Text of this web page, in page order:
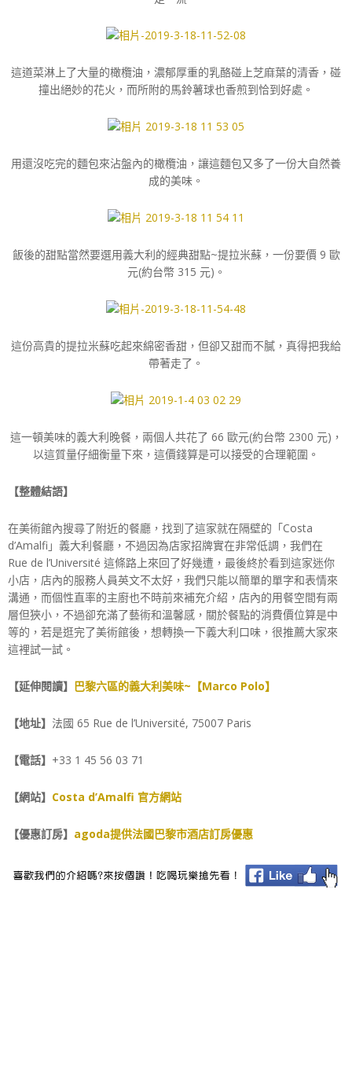
這道菜淋上了大量的橄欖油，濃郁厚重的乳酪碰上芝麻葉的清香，碰
撞出絕妙的花火，而所附的馬鈴薯球也香煎到恰到好處。
用還沒吃完的麵包來沾盤內的橄欖油，讓這麵包又多了一份大自然養
成的美味。
飯後的甜點當然要選用義大利的經典甜點~提拉米蘇，一份要價 9 歐
元(約台幣 315 元)。
這份高貴的提拉米蘇吃起來綿密香甜，但卻又甜而不膩，真得把我給
帶著走了。
這一頓美味的義大利晚餐，兩個人共花了 66 歐元(約台幣 2300 元)，
以這質量仔細衡量下來，這價錢算是可以接受的合理範圍。
【整體結語】
在美術館內搜尋了附近的餐廳，找到了這家就在隔壁的「Costa
d’Amalfi」義大利餐廳，不過因為店家招牌實在非常低調，我們在
Rue de l’Université 這條路上來回了好幾遭，最後終於看到這家迷你
小店，店內的服務人員英文不太好，我們只能以簡單的單字和表情來
溝通，而個性直率的主廚也不時前來補充介紹，店內的用餐空間有兩
層但狹小，不過卻充滿了藝術和溫馨感，關於餐點的消費價位算是中
等的，若是逛完了美術館後，想轉換一下義大利口味，很推薦大家來
這裡試一試。
【延伸閱讀】 巴黎六區的義大利美味~【Marco Polo】
【地址】 法國 65 Rue de l’Université, 75007 Paris
【電話】 +33 1 45 56 03 71
【網站】 Costa d’Amalfi 官方網站
【優惠訂房】 agoda提供法國巴黎市酒店訂房優惠